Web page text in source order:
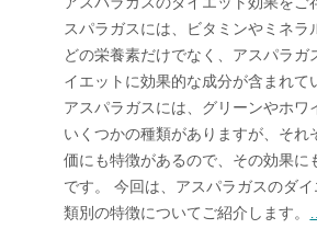
スパラガスには、ビタミンやミネラ
どの栄養素だけでなく、アスパラガ
イエットに効果的な成分が含まれて
アスパラガスには、グリーンやホワ
いくつかの種類がありますが、それ
価にも特徴があるので、その効果に
です。 今回は、アスパラガスのダ
類別の特徴についてご紹介します。